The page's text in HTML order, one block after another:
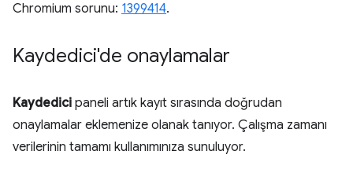
Chromium sorunu: 1399414.
Kaydedici'de onaylamalar
Kaydedici paneli artık kayıt sırasında doğrudan
onaylamalar eklemenize olanak tanıyor. Çalışma zamanı
verilerinin tamamı kullanımınıza sunuluyor.